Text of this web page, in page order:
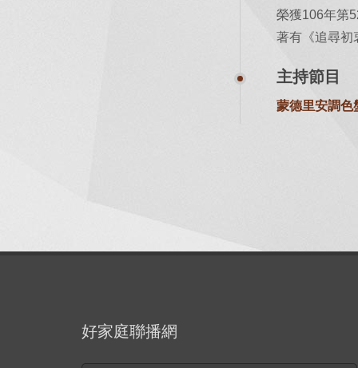
榮獲106年第
著有《追尋初
主持節目
蒙德里安調色
好家庭聯播網